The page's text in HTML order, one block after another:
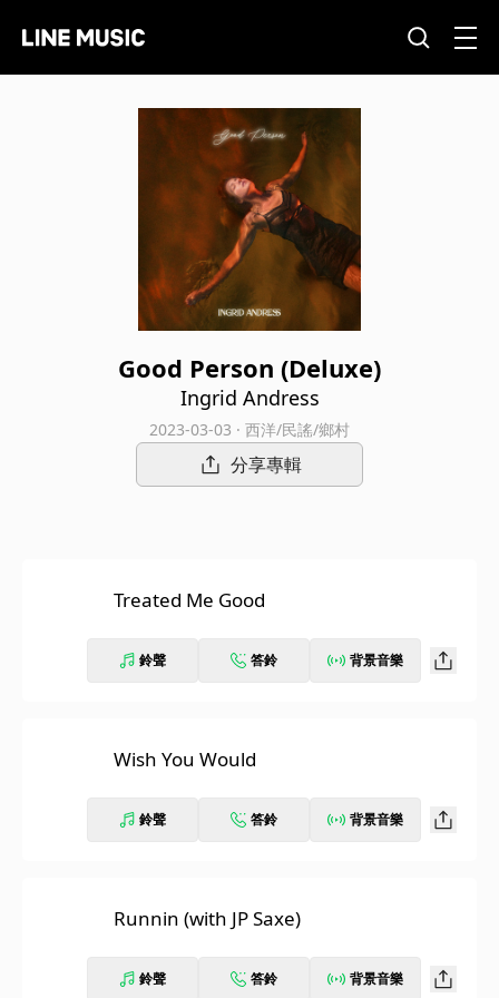
Good Person (Deluxe)
Ingrid Andress
2023-03-03 · 西洋/民謠/鄉村
分享專輯
Treated Me Good
鈴聲 答鈴 背景音樂
Wish You Would
鈴聲 答鈴 背景音樂
Runnin (with JP Saxe)
鈴聲 答鈴 背景音樂